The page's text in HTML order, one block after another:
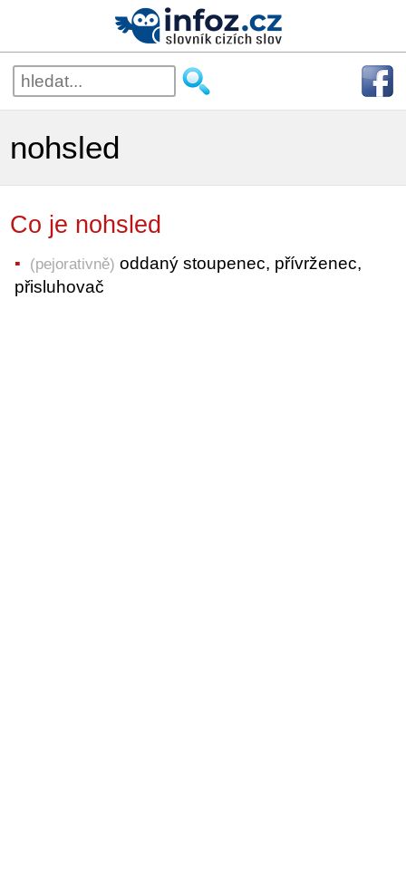
nohsled
Co je nohsled
(pejorativně) oddaný stoupenec, přívrženec,
přisluhovač